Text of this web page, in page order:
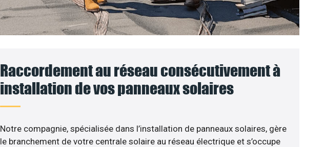
Raccordement au réseau consécutivement à
installation de vos panneaux solaires
Notre compagnie, spécialisée dans l’installation de panneaux solaires, gère
le branchement de votre centrale solaire au réseau électrique et s’occupe